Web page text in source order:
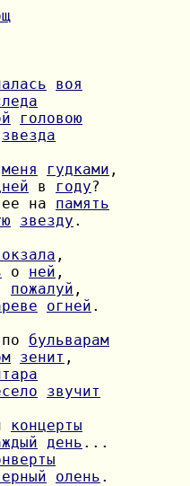
воя
головою
звезда
меня гудками
в году
ее на память
звезду .
о ней
пожалуй
огней .
по бульварам
зенит
звучит
концерты
день
олень .